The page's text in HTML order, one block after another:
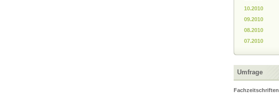
10.2010
09.2010
08.2010
07.2010
Umfrage
Fachzeitschriften